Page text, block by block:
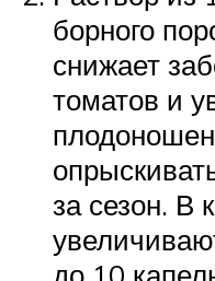
борного
снижает
томатов и
за сезон. В